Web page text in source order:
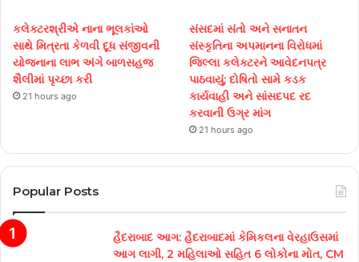
કલેક્ટરશ્રીએ નાના ભૂલકાંઓ
સાથે મિત્રતા કેળવી દૂધ સંજીવની
યોજનાના લાભ અંગે બાળસહજ
શૈલીમાં પૃચ્છા કરી
21 hours ago
સંસદમાં સંતો અને સનાતન
સંસ્કૃતિના અપમાનના વિરોધમાં
જિલ્લા કલેક્ટરને આવેદનપત્ર
પાઠવાયું; દોષિતો સામે કડક
કાર્યવાહી અને સાંસદપદ રદ
કરવાની ઉગ્ર માંગ
21 hours ago
Popular Posts
હૈદરાબાદ આગ: હૈદરાબાદમાં કેમિકલના વેરહાઉસમાં
આગ લાગી, 2 મહિલાઓ સહિત 6 લોકોના મોત, CM